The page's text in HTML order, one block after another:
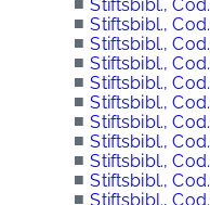
Stiftsbibl.,
■ Stiftsbibl., Cod.
■ Stiftsbibl.,
■ Stiftsbibl., Cod.
■ Stiftsbibl.,
■ Stiftsbibl.,
■ Stiftsbibl.,
■ Stiftsbibl.,
■ Stiftsbibl.,
■ Stiftsbibl.,
■ Stiftsbibl.,